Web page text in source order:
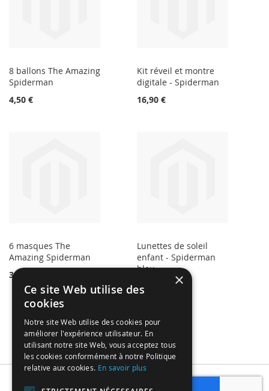
8 ballons The Amazing
Spiderman
4,50 €
Kit réveil et montre
digitale - Spiderman
16,90 €
6 masques The
Amazing Spiderman
3,87 €
Lunettes de soleil
enfant - Spiderman
bleu
4,65 €
Subscribe
×
Ce site Web utilise des
cookies
Notre site Web utilise des cookies pour
améliorer l'expérience utilisateur. En
utilisant notre site Web, vous acceptez tous
les cookies conformément à notre Politique
relative aux cookies. En savoir plus